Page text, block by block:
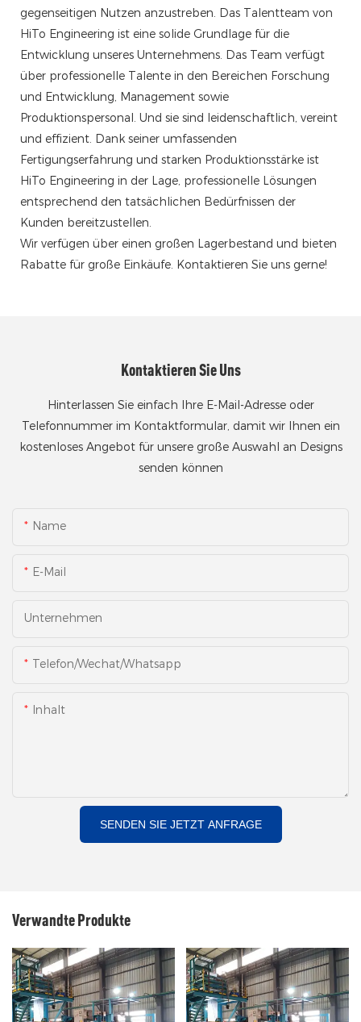
gegenseitigen Nutzen anzustreben. Das Talentteam von
HiTo Engineering ist eine solide Grundlage für die
Entwicklung unseres Unternehmens. Das Team verfügt
über professionelle Talente in den Bereichen Forschung
und Entwicklung, Management sowie
Produktionspersonal. Und sie sind leidenschaftlich, vereint
und effizient. Dank seiner umfassenden
Fertigungserfahrung und starken Produktionsstärke ist
HiTo Engineering in der Lage, professionelle Lösungen
entsprechend den tatsächlichen Bedürfnissen der
Kunden bereitzustellen.
Wir verfügen über einen großen Lagerbestand und bieten
Rabatte für große Einkäufe. Kontaktieren Sie uns gerne!
Kontaktieren Sie Uns
Hinterlassen Sie einfach Ihre E-Mail-Adresse oder
Telefonnummer im Kontaktformular, damit wir Ihnen ein
kostenloses Angebot für unsere große Auswahl an Designs
senden können
Name
E-Mail
Unternehmen
Telefon/Wechat/Whatsapp
Inhalt
SENDEN SIE JETZT ANFRAGE
Verwandte Produkte